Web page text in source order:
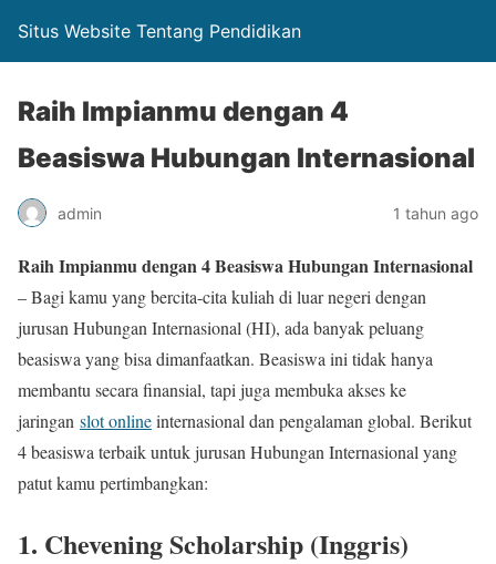
Situs Website Tentang Pendidikan
Raih Impianmu dengan 4
Beasiswa Hubungan Internasional
admin 1 tahun ago
Raih Impianmu dengan 4 Beasiswa Hubungan Internasional
– Bagi kamu yang bercita-cita kuliah di luar negeri dengan
jurusan Hubungan Internasional (HI), ada banyak peluang
beasiswa yang bisa dimanfaatkan. Beasiswa ini tidak hanya
membantu secara finansial, tapi juga membuka akses ke
jaringan slot onlineinternasional dan pengalaman global. Berikut
4 beasiswa terbaik untuk jurusan Hubungan Internasional yang
patut kamu pertimbangkan:
1. Chevening Scholarship (Inggris)